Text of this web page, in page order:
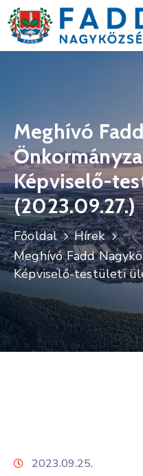
Hivatal
Fadd
Nagyközség
Turisztika
Választási
Információk
Események
Kapcsolat
Meghívó
Képviselő-
(2023.09.27.)
Főoldal
Hírek
Meghívó Fadd
Képviselő-testületi
2023.09.25.